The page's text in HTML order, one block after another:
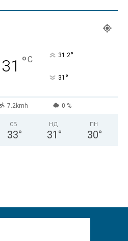
31 °C 31.2°
31 °
7.2kmh 0 %
СБ
33°
НД
31 °
ПН
30°